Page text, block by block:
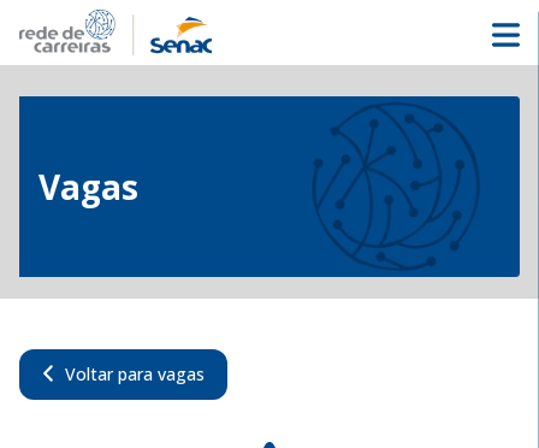
Vagas
Voltar para vagas